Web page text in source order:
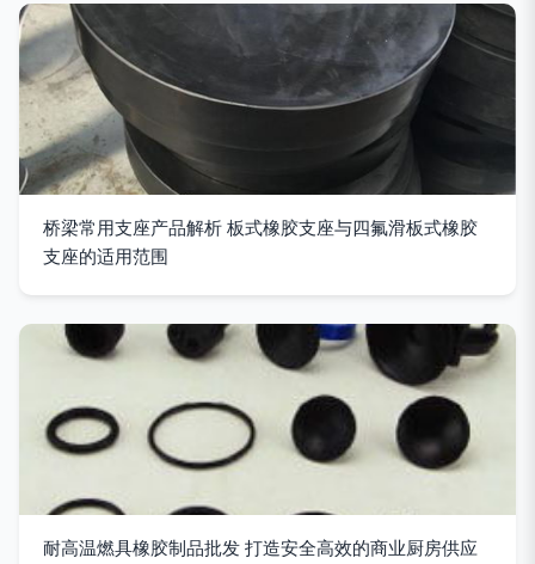
桥梁常用支座产品解析 板式橡胶支座与四氟滑板式橡胶
支座的适用范围
耐高温燃具橡胶制品批发 打造安全高效的商业厨房供应